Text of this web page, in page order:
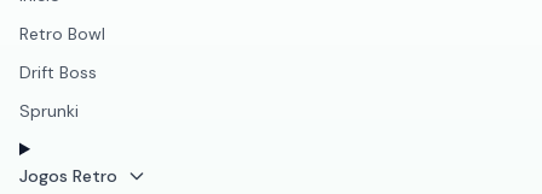
Retro Bowl
Drift Boss
Sprunki
Jogos Retro